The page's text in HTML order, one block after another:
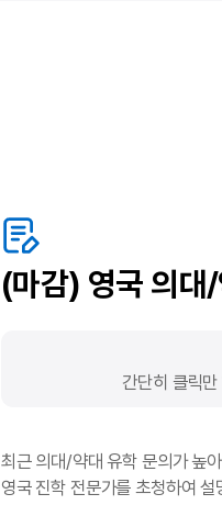
(마감) 영국 의대
간단히 클릭
최근 의대/약대 유학 문의가 높
영국 진학 전문가를 초청하여